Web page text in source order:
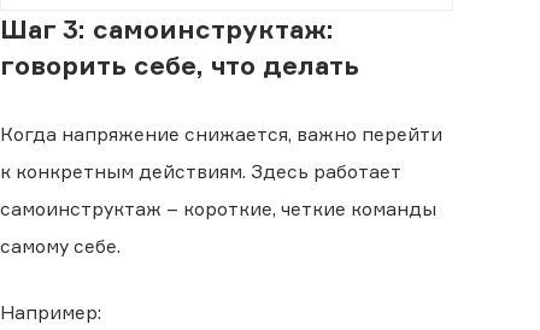
Шаг 3: самоинструктаж:
говорить себе, что делать
Когда напряжение снижается, важно перейти
к конкретным действиям. Здесь работает
самоинструктаж – короткие, четкие команды
самому себе.
Например: